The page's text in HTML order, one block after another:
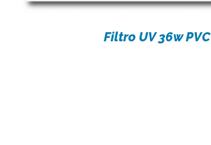
Filtro UV 36w PVC